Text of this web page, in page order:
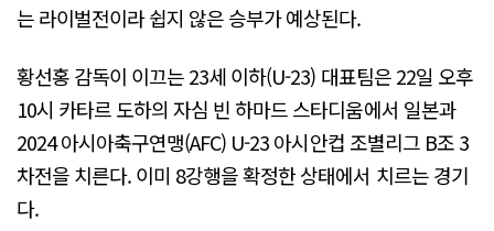
는 라이벌전이라 쉽지 않은 승부가 예상된다.
황선홍 감독이 이끄는 23세 이하(U-23) 대표팀은 22일 오후
10시 카타르 도하의 자심 빈 하마드 스타디움에서 일본과
2024 아시아축구연맹(AFC) U-23 아시안컵 조별리그 B조 3
차전을 치른다. 이미 8강행을 확정한 상태에서 치르는 경기
다.